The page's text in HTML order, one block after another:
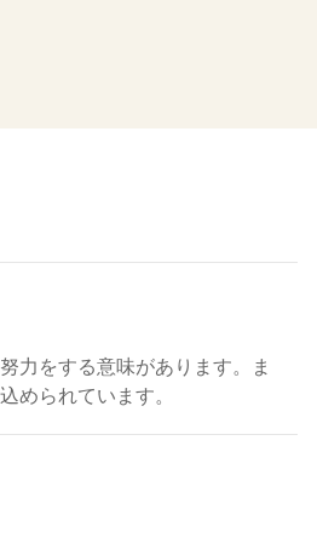
力をする意味があります。ま
められています。